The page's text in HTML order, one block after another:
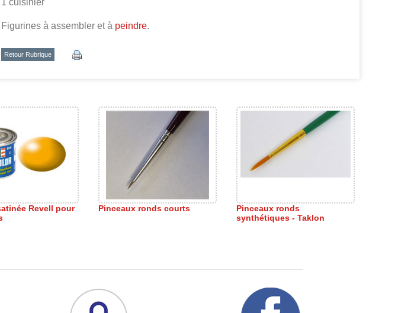
1 cuisinier
Figurines à assembler et à peindre.
Retour Rubrique
Revell pour
Pinceaux ronds courts
Pinceaux ronds
synthétiques - Taklon